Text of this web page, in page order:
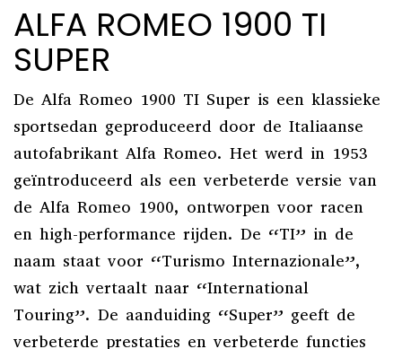
ALFA ROMEO 1900 TI
SUPER
De Alfa Romeo 1900 TI Super is een klassieke
sportsedan geproduceerd door de Italiaanse
autofabrikant Alfa Romeo. Het werd in 1953
geïntroduceerd als een verbeterde versie van
de Alfa Romeo 1900, ontworpen voor racen
en high-performance rijden. De “TI” in de
naam staat voor “Turismo Internazionale”,
wat zich vertaalt naar “International
Touring”. De aanduiding “Super” geeft de
verbeterde prestaties en verbeterde functies